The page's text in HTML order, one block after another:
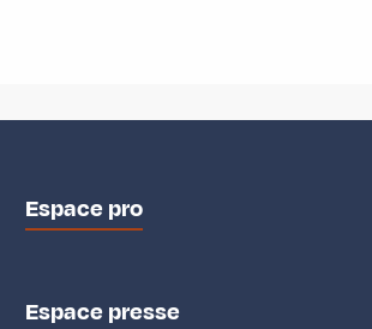
Espace pro
Espace presse